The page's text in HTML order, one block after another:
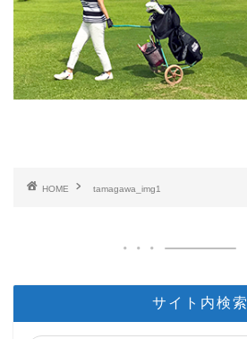
HOME tamagawa_img1
サイト内検索